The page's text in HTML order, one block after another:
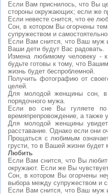
Если Вам приснилось, что Вы
стороны окружающих; если же
Если невесте снится, что ее
Сон, в котором Вы огорчены
супружеством и
Если Вам снится, что Ваш муж
Ваши дети будут Вас радовать.
Измена любимому человеку -
будьте готовы к тому, что
жизнь будет беспроблемной.
Получить фотографию от
целей.
Для молодой женщины сон, в
порядочного мужа.
Если во сне Вы гуляете по
времяпрепровождение, а также
Для молодой женщины
расставание. Однако если они
Прощаться с любимым
грусти, то в Вашей жизни будет
Любить
Если Вам снится, что Вы
окружают. Если же Вы
Сон, в котором Вы огорчены
выбора между супружеством и
Если Вам снится, что Ваш муж